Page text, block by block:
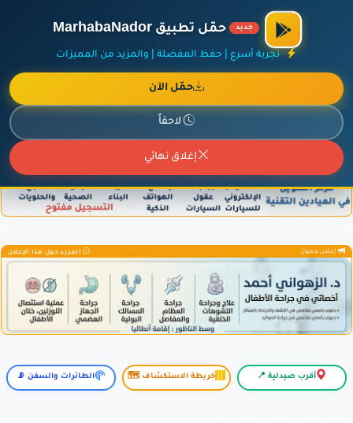
الراعي الرسمي لمنصة مرحباناظور،
أضف نشاطك مجاناً| آخر الإضافات|
جديد حمّل تطبيق MarhabaNador
تجربة أسرع | حفظ المفضلة | والمزيد من المميزات
حمّل الآن
لاحقاً
إغلاق نهائي
المزيد حول هذا الإعلان
إعلان ممول المزيد حول هذا الإعلان
أقرب صيدلية 📍 خريطة الاستكشاف 🗺️ الطائرات والسفن 📡